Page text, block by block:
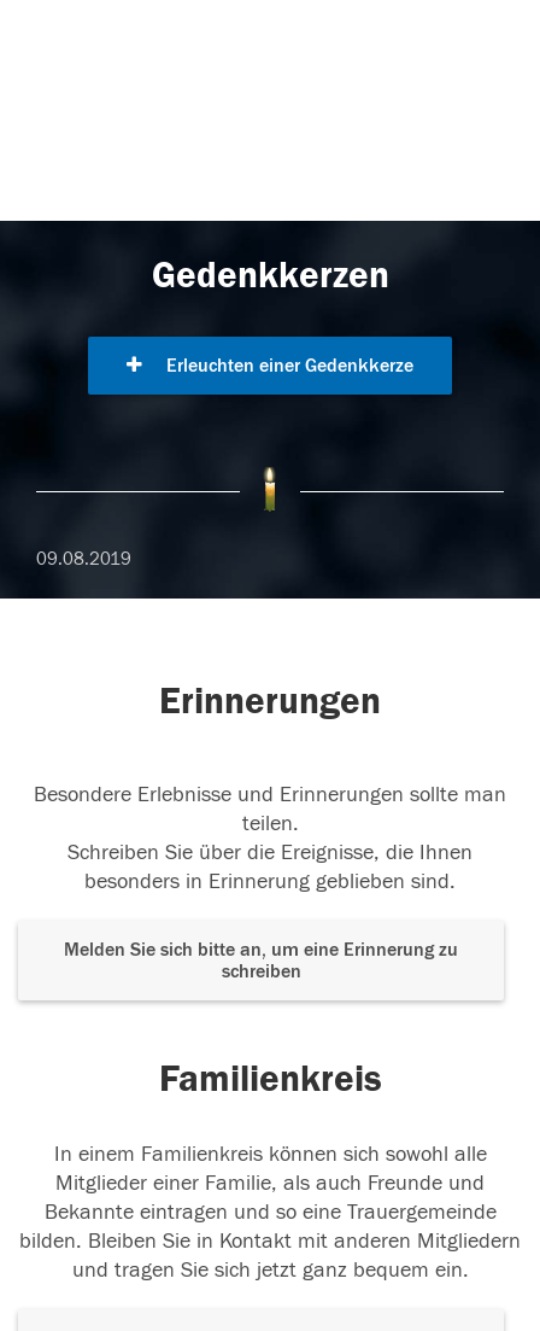
Gedenkkerzen
Erleuchten einer Gedenkkerze
09.08.2019
Erinnerungen
Besondere Erlebnisse und Erinnerungen sollte man
teilen.
Schreiben Sie über die Ereignisse, die Ihnen
besonders in Erinnerung geblieben sind.
Melden Sie sich bitte an, um eine Erinnerung zu
schreiben
Familienkreis
In einem Familienkreis können sich sowohl alle
Mitglieder einer Familie, als auch Freunde und
Bekannte eintragen und so eine Trauergemeinde
bilden. Bleiben Sie in Kontakt mit anderen Mitgliedern
und tragen Sie sich jetzt ganz bequem ein.